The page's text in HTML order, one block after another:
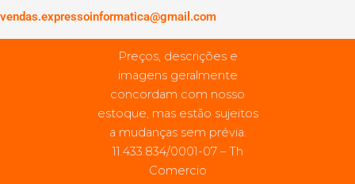
vendas.expressoinformatica@gmail.com
Preços, descrições e
imagens geralmente
concordam com nosso
estoque, mas estão sujeitos
a mudanças sem prévia.
11.433.834/0001-07 – Th
Comercio